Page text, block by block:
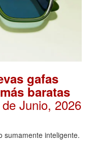
gafas
baratas
Junio, 2026
sumamente inteligente.